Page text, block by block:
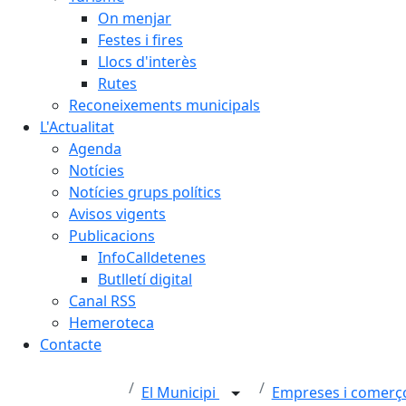
On menjar
Festes i fires
Llocs d'interès
Rutes
Reconeixements municipals
L'Actualitat
Agenda
Notícies
Notícies grups polítics
Avisos vigents
Publicacions
InfoCalldetenes
Butlletí digital
Canal RSS
Hemeroteca
Contacte
El Municipi Empreses i